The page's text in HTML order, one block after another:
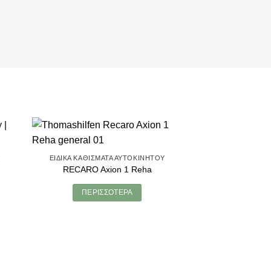
ΕΙΔΙΚΆ ΚΑΘΊΣΜΑΤΑ ΑΥΤΟΚΙΝΉΤΟΥ
RECARO Axion 1 Reha
ΠΕΡΙΣΣΌΤΕΡΑ